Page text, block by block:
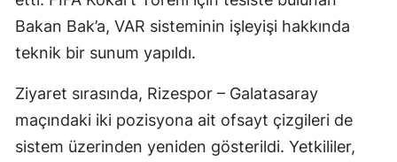
Bakan Bak’a, VAR sisteminin işleyişi hakkında
teknik bir sunum yapıldı.
Ziyaret sırasında, Rizespor – Galatasaray
maçındaki iki pozisyona ait ofsayt çizgileri de
sistem üzerinden yeniden gösterildi. Yetkililer,